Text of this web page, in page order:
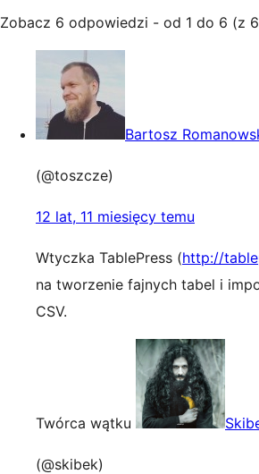
Zobacz 6 odpowiedzi - od 1 do 6 (z 6
Bartosz
(@toszcze)
12 lat, 11 miesięcy temu
Wtyczka TablePress (http://
na tworzenie fajnych tabel i
CSV.
Twórca wątku
(@skibek)